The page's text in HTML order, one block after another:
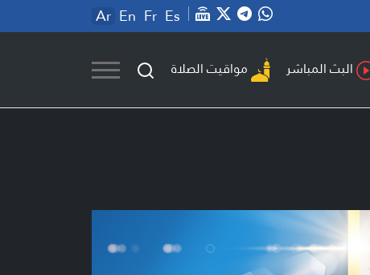
Ar En Fr Es
البث المباشر مواقيت الصلاة